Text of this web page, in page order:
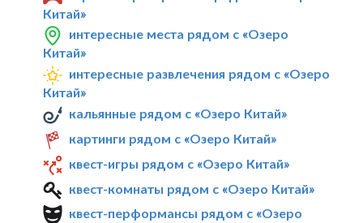
Китай»
интересные места рядом с «Озеро
Китай»
интересные развлечения рядом с «Озеро
Китай»
кальянные рядом с «Озеро Китай»
картинги рядом с «Озеро Китай»
квест-игры рядом с «Озеро Китай»
квест-комнаты рядом с «Озеро Китай»
квест-перформансы рядом с «Озеро